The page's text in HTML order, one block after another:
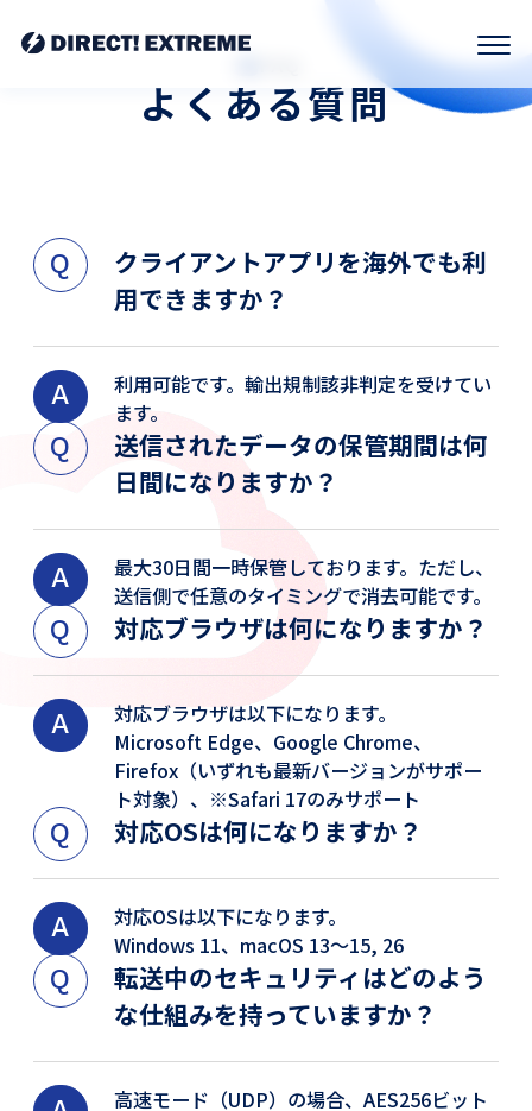
よくある質問
クライアントアプリを海外でも利
用できますか？
利用可能です。輸出規制該非判定を受けてい
ます。
送信されたデータの保管期間は何
日間になりますか？
最大30日間一時保管しております。ただし、
送信側で任意のタイミングで消去可能です。
対応ブラウザは何になりますか？
対応ブラウザは以下になります。
Microsoft Edge、Google Chrome、
Firefox（いずれも最新バージョンがサポー
ト対象）、※Safari 17のみサポート
対応OSは何になりますか？
対応OSは以下になります。
Windows 11、macOS 13～15, 26
転送中のセキュリティはどのよう
な仕組みを持っていますか？
高速モード（UDP）の場合、AES256ビット